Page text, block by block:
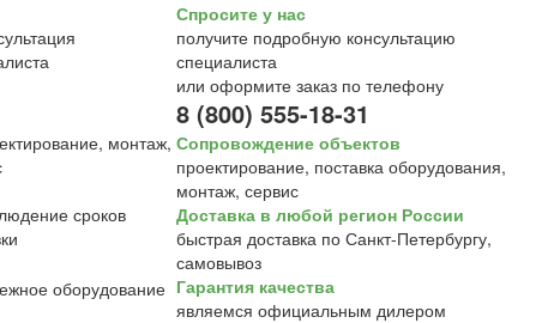
Спросите у нас
получите подробную консультацию
специалиста
или оформите заказ по телефону
8 (800) 555-18-31
Сопровождение объектов
проектирование, поставка оборудования,
монтаж, сервис
Доставка в любой регион России
быстрая доставка по Санкт-Петербургу,
самовывоз
Гарантия качества
являемся официальным дилером